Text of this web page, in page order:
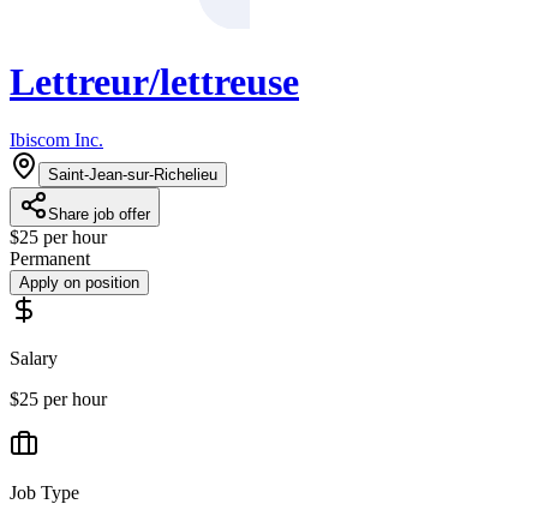
Lettreur/lettreuse
Ibiscom Inc.
Saint-Jean-sur-Richelieu
Share job offer
$25 per hour
Permanent
Apply on position
Salary
$25 per hour
Job Type